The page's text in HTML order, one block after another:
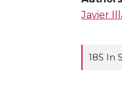
Javier
185 In